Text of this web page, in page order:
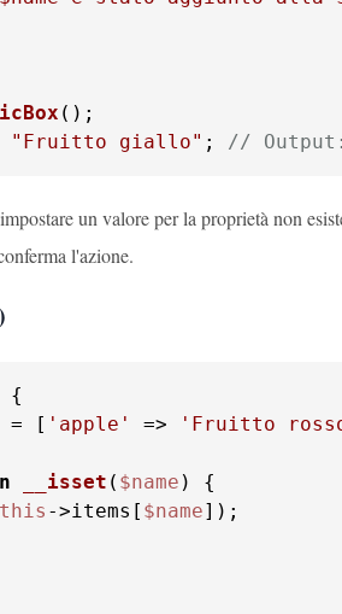
"Fruitto giallo" ; //
un valore per la proprietà non
l'azione.
= [ 'apple' => 'Fruitto
__isset ( $name )
->items[ $name]);